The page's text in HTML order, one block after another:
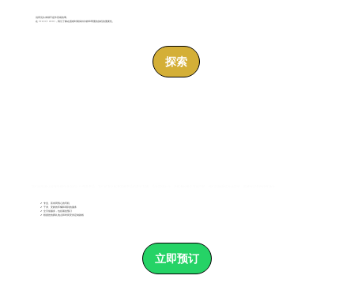
✔ 专业、富有同情心的司机
✔ 干净、安静的车辆和周到的服务
✔ 全天候服务，包括紧急预订
✔ 根据您的葬礼地点和时间安排定制路线
立即预订
说再见从来都不是件容易的事。
在 Veloce Limo，我们了解在困难时期保持冷静和尊重的旅程的重要性。
探索